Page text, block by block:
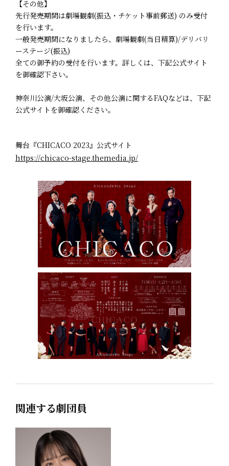
【その他】
先行発売期間は劇場観劇(振込・チケット事前郵送) のみ受付
を行います。
一般発売期間になりましたら、劇場観劇(当日精算)/デリバリ
ーステージ(振込)
全ての御予約の受付を行います。詳しくは、下記公式サイト
を御確認下さい。
神奈川公演/大坂公演、その他公演に関するFAQなどは、下記
公式サイトを御確認ください。
舞台『CHICACO 2023』公式サイト
https://chicaco-stage.themedia.jp/
関連する劇団員